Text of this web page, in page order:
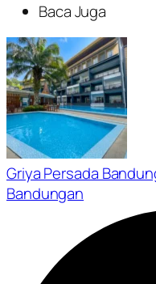
Baca Juga
Griya Persada
Bandungan